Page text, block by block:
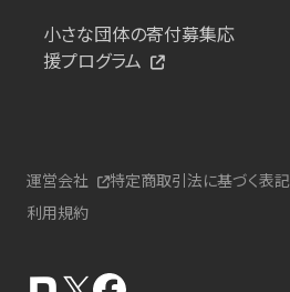
小さな団体の寄付募集応
援プログラム
運営会社 特定商取引法に基づく表記
利用規約